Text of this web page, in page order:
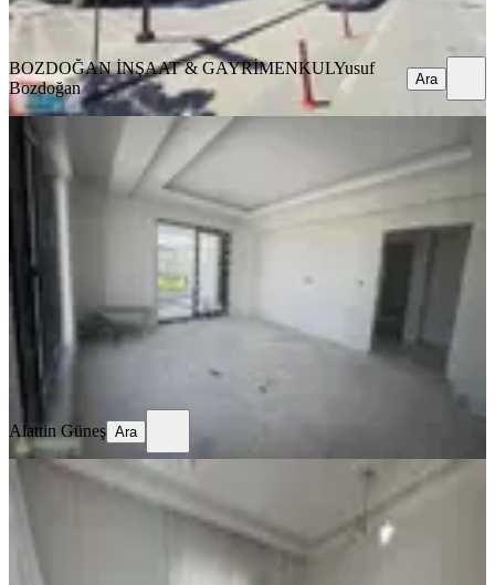
BOZDOĞAN İNŞAAT & GAYRİMENKULYusuf
Bozdoğan
Ara
SIFIR BİNA
İskender Mahallesinde Satılık Sıfır
2+1 Daire
Battalgazi, İskender Mahallesi
2+1· 115 m²·
3.850.000 ₺
Alattin Güneş
Alattin Güneş Ara
KOMBİLİ
Vip Line Gayrimenkulden Kubilay
Lisesi Üstü Satılık Daire 2+1
Battalgazi, İskender Mahallesi